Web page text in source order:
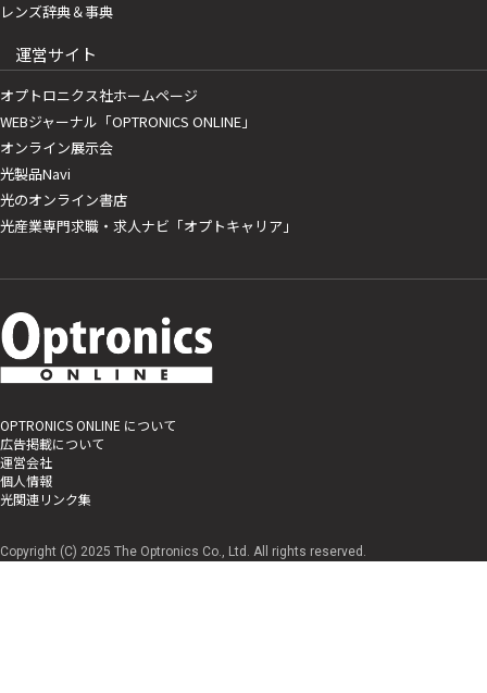
レンズ辞典＆事典
運営サイト
オプトロニクス社ホームページ
WEBジャーナル「OPTRONICS ONLINE」
オンライン展示会
光製品Navi
光のオンライン書店
光産業専門求職・求人ナビ「オプトキャリア」
OPTRONICS ONLINE について
広告掲載について
運営会社
個人情報
光関連リンク集
Copyright (C) 2025 The Optronics Co., Ltd. All rights reserved.